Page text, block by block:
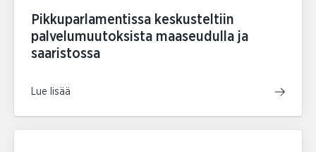
Pikkuparlamentissa keskusteltiin
palvelumuutoksista maaseudulla ja
saaristossa
Lue lisää